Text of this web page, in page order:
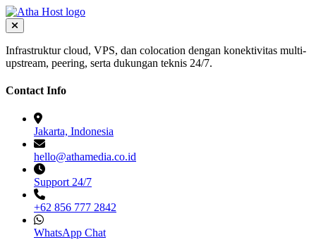
Infrastruktur cloud, VPS, dan colocation dengan konektivitas multi-
upstream, peering, serta dukungan teknis 24/7.
Contact Info
Jakarta, Indonesia
hello@athamedia.co.id
Support 24/7
+62 856 777 2842
WhatsApp Chat